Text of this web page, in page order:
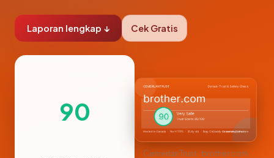
Laporan lengkap ↓ Cek Gratis
90
CemerlanTrust · brother.com